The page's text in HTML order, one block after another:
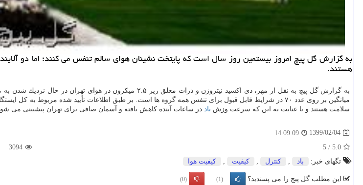
هستند.
به گزارش گل پیچ به نقل از مهر، دی اكسید نیتروژن و ذرات معلق زیر ۲.۵ میكرون در هوای تهران در حال نزدیك شدن به مرز ناسالم هستند. طبق گزارش
سلامت هستند و با عنایت به این كه سرعت وزش باد در ساعات آینده كاهش یافته و آسمان صافی برای تهران پیشبینی می
1399/02/04
14:09:09
5.0
/
5
3094
تگهای خبر:
باد كنترل كیفیت كیفیت هوا
این مطلب گل پیچ را می پسندید؟ (1)
(0)